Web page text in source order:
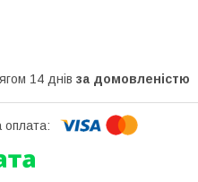
14 днів за домовленістю